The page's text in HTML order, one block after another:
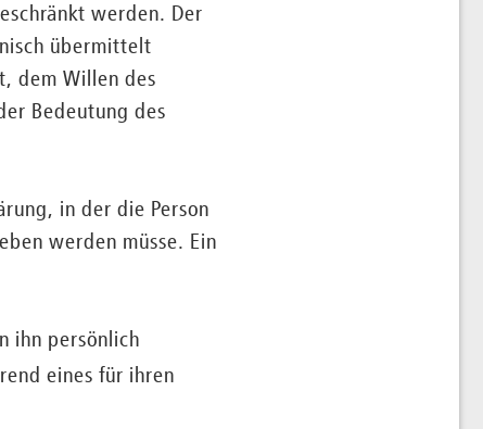
werden. Der
übermittelt
dem Willen des
Bedeutung des
in der die Person
werden müsse. Ein
ihn persönlich
eines für ihren